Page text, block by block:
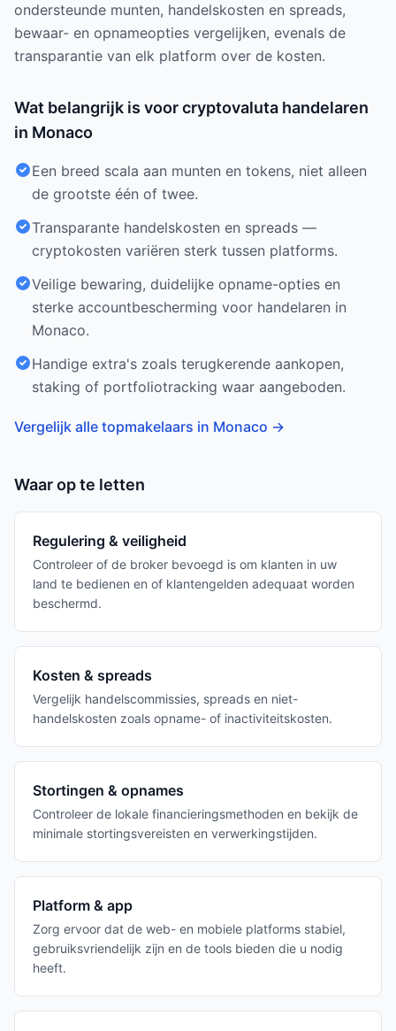
ondersteunde munten, handelskosten en spreads,
bewaar- en opnameopties vergelijken, evenals de
transparantie van elk platform over de kosten.
Wat belangrijk is voor cryptovaluta handelaren
in Monaco
Een breed scala aan munten en tokens, niet alleen
de grootste één of twee.
Transparante handelskosten en spreads —
cryptokosten variëren sterk tussen platforms.
Veilige bewaring, duidelijke opname-opties en
sterke accountbescherming voor handelaren in
Monaco.
Handige extra's zoals terugkerende aankopen,
staking of portfoliotracking waar aangeboden.
Vergelijk alle topmakelaars in Monaco →
Waar op te letten
Regulering & veiligheid
Controleer of de broker bevoegd is om klanten in uw
land te bedienen en of klantengelden adequaat worden
beschermd.
Kosten & spreads
Vergelijk handelscommissies, spreads en niet-
handelskosten zoals opname- of inactiviteitskosten.
Stortingen & opnames
Controleer de lokale financieringsmethoden en bekijk de
minimale stortingsvereisten en verwerkingstijden.
Platform & app
Zorg ervoor dat de web- en mobiele platforms stabiel,
gebruiksvriendelijk zijn en de tools bieden die u nodig
heeft.